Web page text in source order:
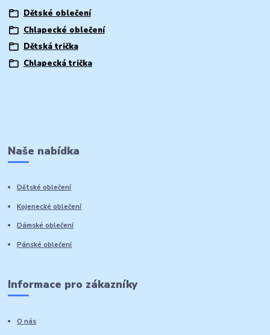
Dětské oblečení
Chlapecké oblečení
Dětská trička
Chlapecká trička
Naše nabídka
Dětské oblečení
Kojenecké oblečení
Dámské oblečení
Pánské oblečení
Informace pro zákazníky
O nás